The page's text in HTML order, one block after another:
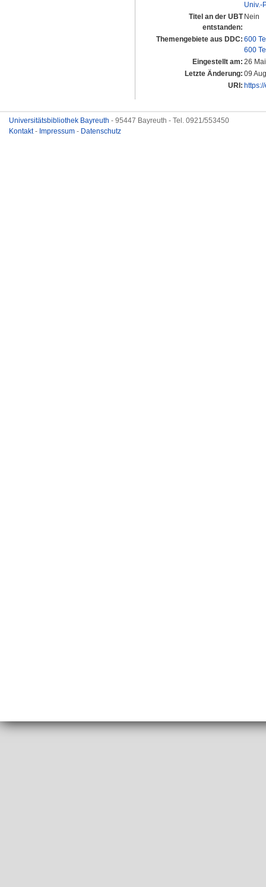
Univ.-
Titel an der UBT
entstanden:
Nein
Themengebiete aus DDC: 600
600
Eingestellt am: 26
Letzte Änderung: 09
URI:
Universitätsbibliothek Bayreuth - 95447 Bayreuth - Tel. 0921/553450
Kontakt- Impressum - Datenschutz